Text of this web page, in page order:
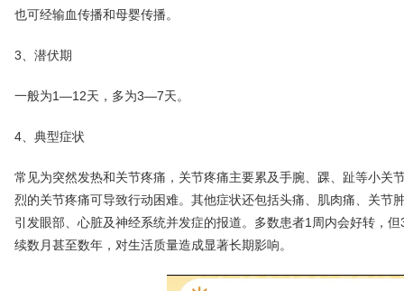
也可经输血传播和母婴传播。
3、 潜伏期
一般为1—12天，多为3—7天。
4、 典型症状
常见为突然发热和关节疼痛，关节疼痛主要累及手腕、踝、趾等小关
烈的关节疼痛可导致行动困难。其他症状还包括头痛、肌肉痛、关节
引发眼部、心脏及神经系统并发症的报道。多数患者1周内会好转，
续数月甚至数年，对生活质量造成显著长期影响。